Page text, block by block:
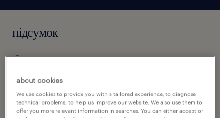
підсумок
PLN5,070 - PLN5,749 на місяць
тимчасовий
pełen etat
about cookies
We use cookies to provide you with a tailored experience, to diagnose
technical problems, to help us improve our website. We also use them to
offer you more relevant information in searches. You can either accept or